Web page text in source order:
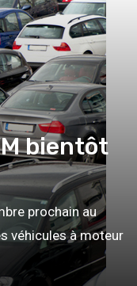
bientôt
prochain au
véhicules à moteur